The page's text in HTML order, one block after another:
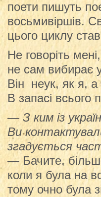
поети пишуть
восьмивіршів.
цього циклу
Не говоріть
не сам вибирає
Він неук, як я, а
В запасі всього
— З ким із
Ви
згадується
— Бачите,
коли я була на
тому очно була